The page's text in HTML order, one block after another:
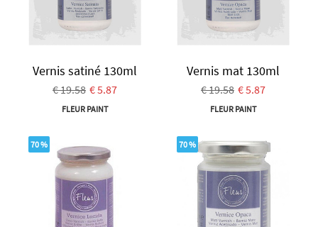
Vernis satiné 130ml
€ 19.58 € 5.87
FLEUR PAINT
Vernis mat 130ml
€ 19.58 € 5.87
FLEUR PAINT
70 % 70 %